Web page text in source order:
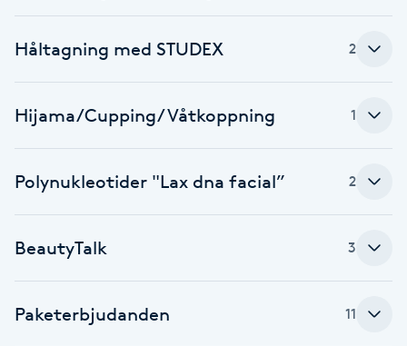
Gruppträning
Gua Sha-massage
Headspa
Healing
Håltagning med STUDEX 2
Hijama/Cupping/Våtkoppning 1
Polynukleotider "Lax dna facial” 2
BeautyTalk 3
Paketerbjudanden 11